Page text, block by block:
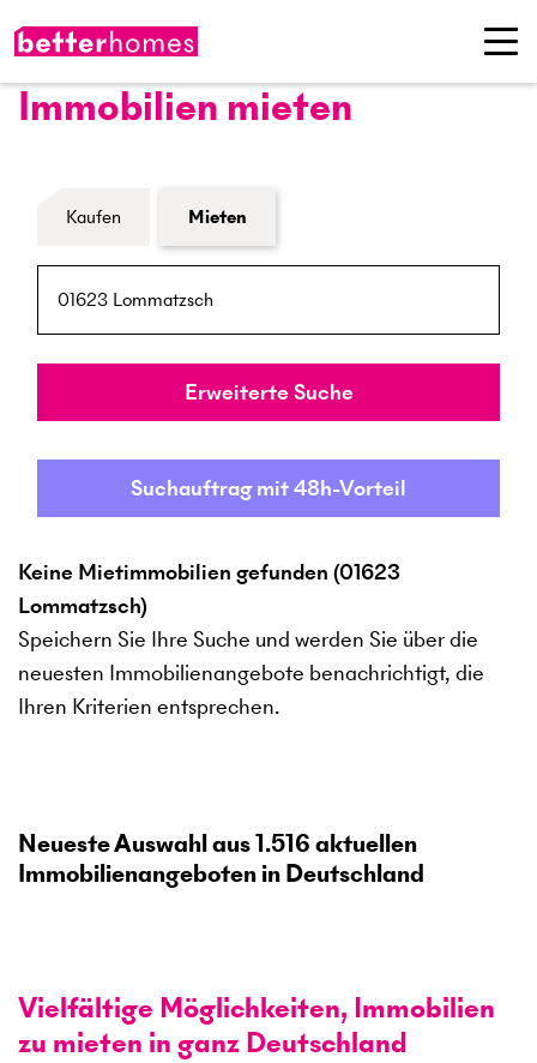
Immobilien mieten
Formular Immobiliensuche
Kaufen Mieten
Umkreis
Erweiterte Suche
Suchauftrag mit 48h-Vorteil
Keine Mietimmobilien gefunden (01623
Lommatzsch)
Speichern Sie Ihre Suche und werden Sie über die
neuesten Immobilienangebote benachrichtigt, die
Ihren Kriterien entsprechen.
Neueste Auswahl aus1.516aktuellen
Immobilienangeboten in Deutschland
Vielfältige Möglichkeiten, Immobilien
zu mieten in ganz Deutschland